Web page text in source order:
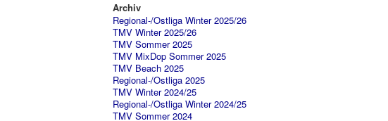
Archiv
Regional-/Ostliga Winter 2025/26
TMV Winter 2025/26
TMV Sommer 2025
TMV MixDop Sommer 2025
TMV Beach 2025
Regional-/Ostliga 2025
TMV Winter 2024/25
Regional-/Ostliga Winter 2024/25
TMV Sommer 2024